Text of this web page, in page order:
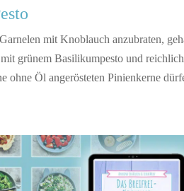
mit Knoblauch anzubraten,
grünem Basilikumpesto und reichlich
ohne Öl angerösteten Pinienkerne